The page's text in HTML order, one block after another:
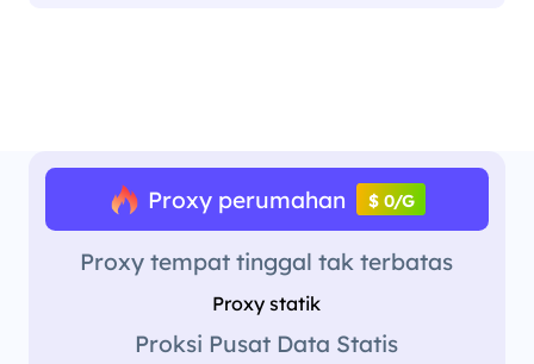
Proxy perumahan $ 0/G
Proxy tempat tinggal tak terbatas
Proxy statik
Proksi Pusat Data Statis